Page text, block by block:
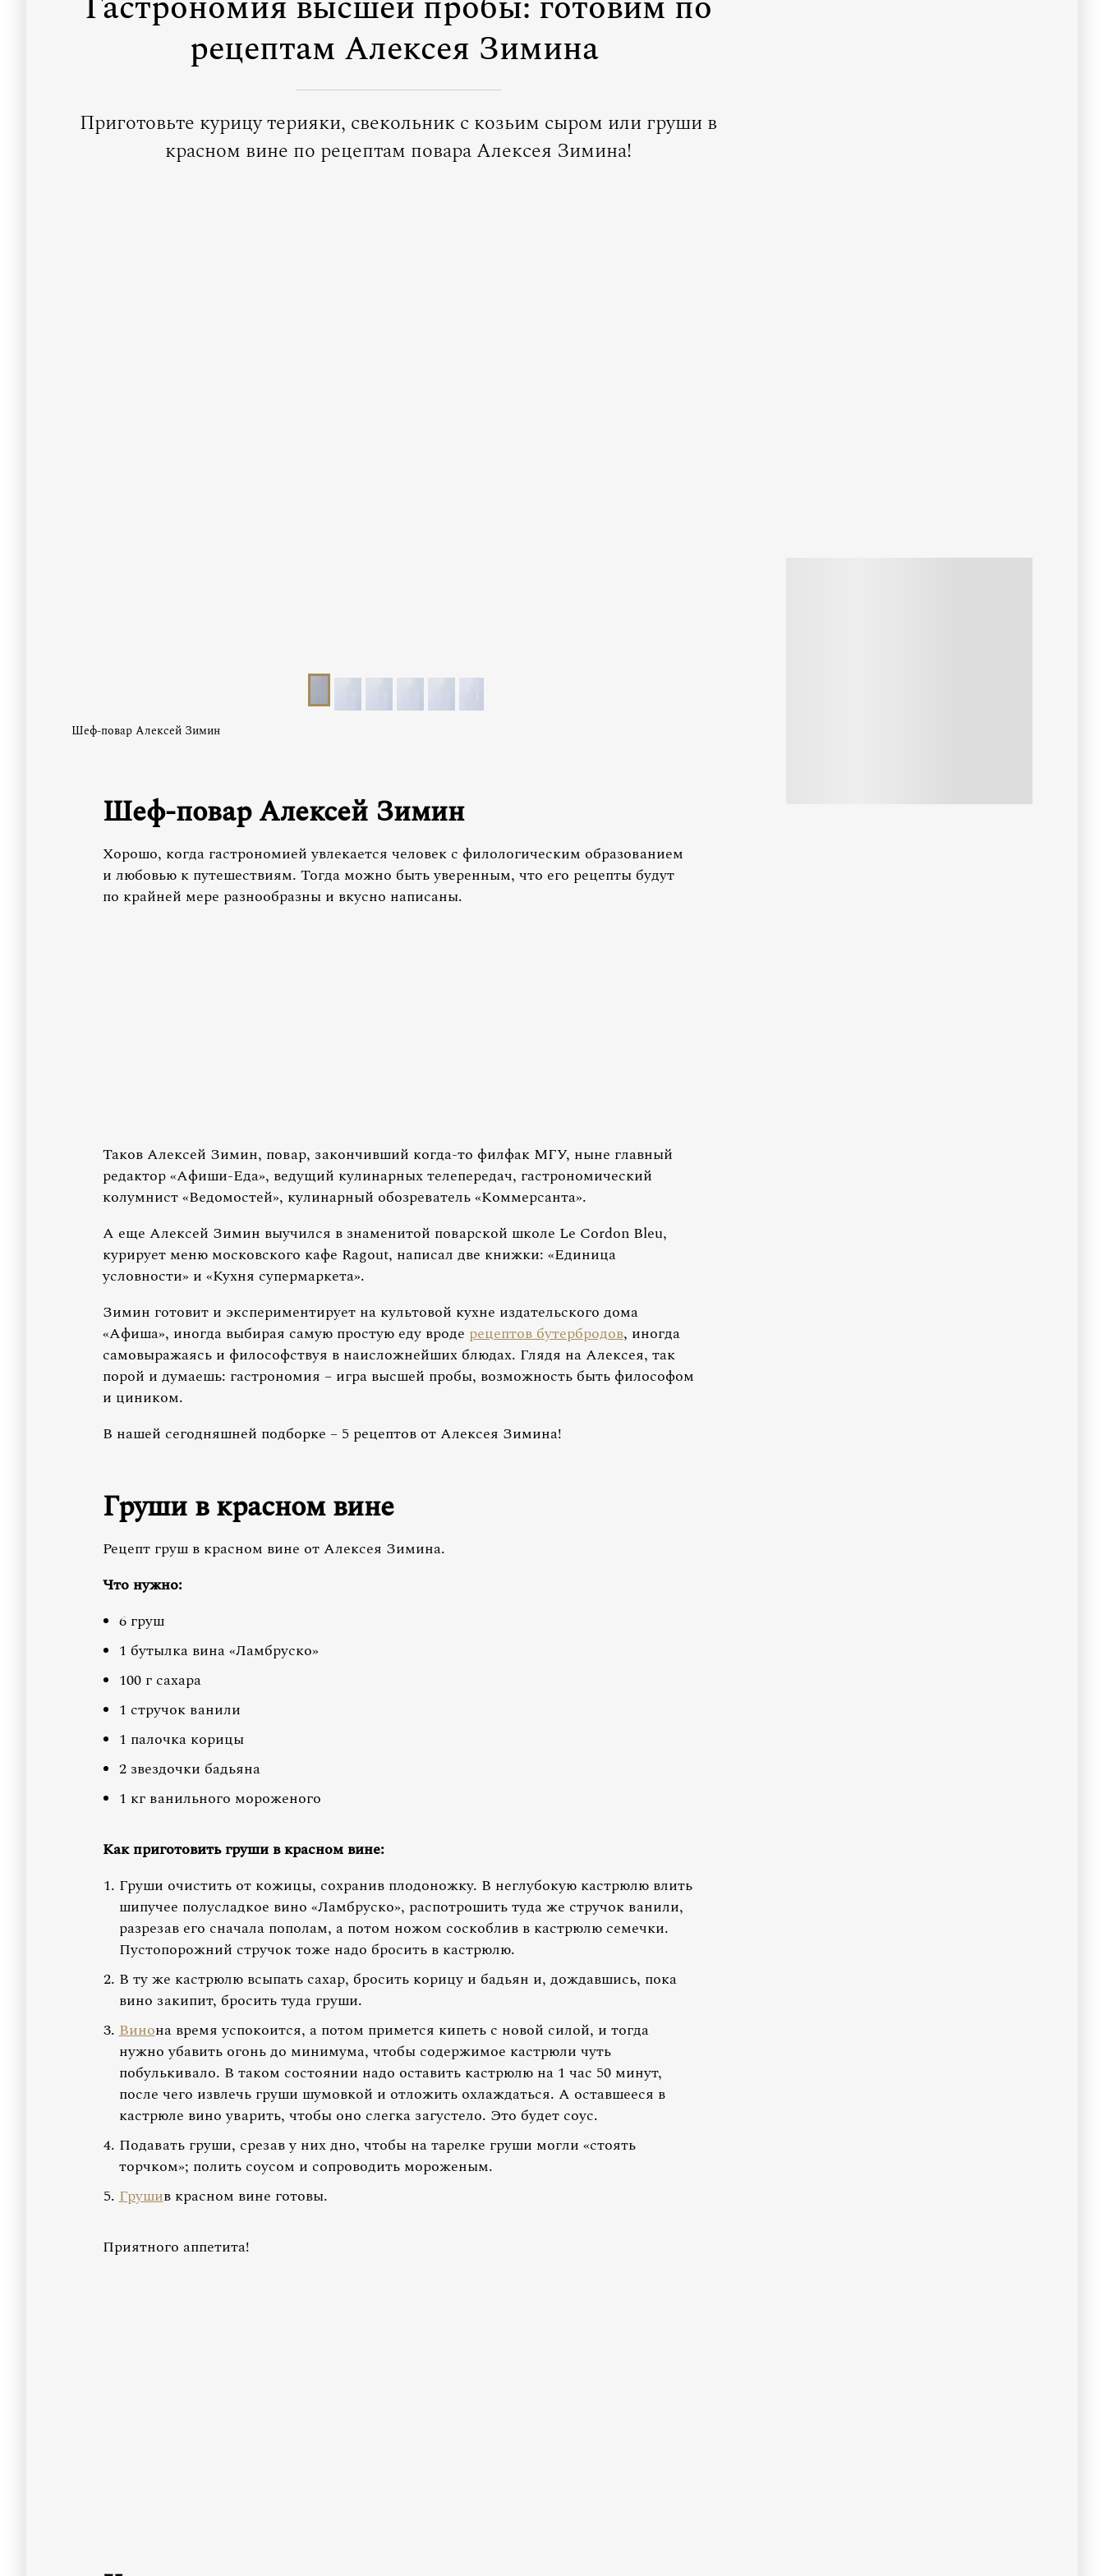
рецептам Алексея Зимина
Приготовьте курицу терияки, свекольник с козьим сыром или груши в
красном вине по рецептам повара Алексея Зимина!
Шеф-повар Алексей Зимин
Шеф-повар Алексей Зимин
Хорошо, когда гастрономией увлекается человек с филологическим образованием
и любовью к путешествиям. Тогда можно быть уверенным, что его рецепты будут
по крайней мере разнообразны и вкусно написаны.
Таков Алексей Зимин, повар, закончивший когда-то филфак МГУ, ныне главный
редактор «Афиши-Еда», ведущий кулинарных телепередач, гастрономический
колумнист «Ведомостей», кулинарный обозреватель «Коммерсанта».
А еще Алексей Зимин выучился в знаменитой поварской школе Le Cordon Bleu,
курирует меню московского кафе Ragout, написал две книжки: «Единица
условности» и «Кухня супермаркета».
Зимин готовит и экспериментирует на культовой кухне издательского дома
«Афиша», иногда выбирая самую простую еду вродерецептов бутербродов, иногда
самовыражаясь и философствуя в наисложнейших блюдах. Глядя на Алексея, так
порой и думаешь: гастрономия – игра высшей пробы, возможность быть философом
и циником.
В нашей сегодняшней подборке – 5 рецептов от Алексея Зимина!
Груши в красном вине
Рецепт груш в красном вине от Алексея Зимина.
Что нужно:
6 груш
1 бутылка вина «Ламбруско»
100 г сахара
1 стручок ванили
1 палочка корицы
2 звездочки бадьяна
1 кг ванильного мороженого
Как приготовить груши в красном вине:
Груши очистить от кожицы, сохранив плодоножку. В неглубокую кастрюлю влить
шипучее полусладкое вино «Ламбруско», распотрошить туда же стручок ванили,
разрезав его сначала пополам, а потом ножом соскоблив в кастрюлю семечки.
Пустопорожний стручок тоже надо бросить в кастрюлю.
В ту же кастрюлю всыпать сахар, бросить корицу и бадьян и, дождавшись, пока
вино закипит, бросить туда груши.
Винона время успокоится, а потом примется кипеть с новой силой, и тогда
нужно убавить огонь до минимума, чтобы содержимое кастрюли чуть
побулькивало. В таком состоянии надо оставить кастрюлю на 1 час 50 минут,
после чего извлечь груши шумовкой и отложить охлаждаться. А оставшееся в
кастрюле вино уварить, чтобы оно слегка загустело. Это будет соус.
Подавать груши, срезав у них дно, чтобы на тарелке груши могли «стоять
торчком»; полить соусом и сопроводить мороженым.
Грушив красном вине готовы.
Приятного аппетита!